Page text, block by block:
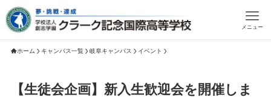
メニュー
ホーム キャンパス一覧 岐阜キャンパス イベント
【生徒会企画】新入生歓迎会を開催しま